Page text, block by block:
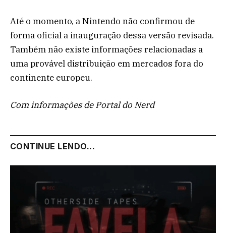
Até o momento, a Nintendo não confirmou de
forma oficial a inauguração dessa versão revisada.
Também não existe informações relacionadas a
uma provável distribuição em mercados fora do
continente europeu.
Com informações de Portal do Nerd
CONTINUE LENDO...